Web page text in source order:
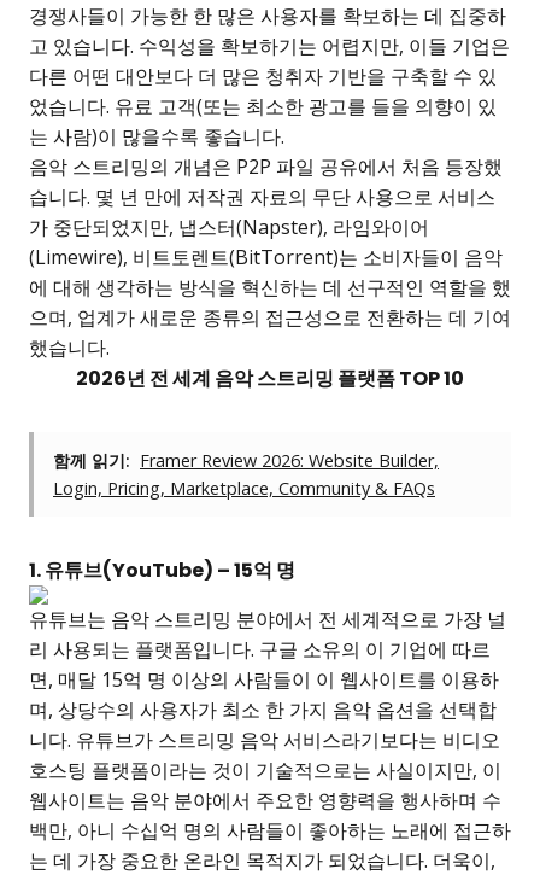
경쟁사들이 가능한 한 많은 사용자를 확보하는 데 집중하
고 있습니다. 수익성을 확보하기는 어렵지만, 이들 기업은
다른 어떤 대안보다 더 많은 청취자 기반을 구축할 수 있
었습니다. 유료 고객(또는 최소한 광고를 들을 의향이 있
는 사람)이 많을수록 좋습니다.
음악 스트리밍의 개념은 P2P 파일 공유에서 처음 등장했
습니다. 몇 년 만에 저작권 자료의 무단 사용으로 서비스
가 중단되었지만, 냅스터(Napster), 라임와이어
(Limewire), 비트토렌트(BitTorrent)는 소비자들이 음악
에 대해 생각하는 방식을 혁신하는 데 선구적인 역할을 했
으며, 업계가 새로운 종류의 접근성으로 전환하는 데 기여
했습니다.
2026년 전 세계 음악 스트리밍 플랫폼 TOP 10
함께 읽기: Framer Review 2026: Website Builder,
Login, Pricing, Marketplace, Community & FAQs
1. 유튜브(YouTube) – 15억 명
유튜브는 음악 스트리밍 분야에서 전 세계적으로 가장 널
리 사용되는 플랫폼입니다. 구글 소유의 이 기업에 따르
면, 매달 15억 명 이상의 사람들이 이 웹사이트를 이용하
며, 상당수의 사용자가 최소 한 가지 음악 옵션을 선택합
니다. 유튜브가 스트리밍 음악 서비스라기보다는 비디오
호스팅 플랫폼이라는 것이 기술적으로는 사실이지만, 이
웹사이트는 음악 분야에서 주요한 영향력을 행사하며 수
백만, 아니 수십억 명의 사람들이 좋아하는 노래에 접근하
는 데 가장 중요한 온라인 목적지가 되었습니다. 더욱이,